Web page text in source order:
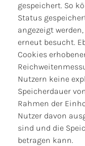
gespeichert. So
Status
angezeigt
erneut besucht.
Cookies
Nutzern keine
Speicherdauer
Rahmen der
Nutzer davon
sind und die
betragen kann.